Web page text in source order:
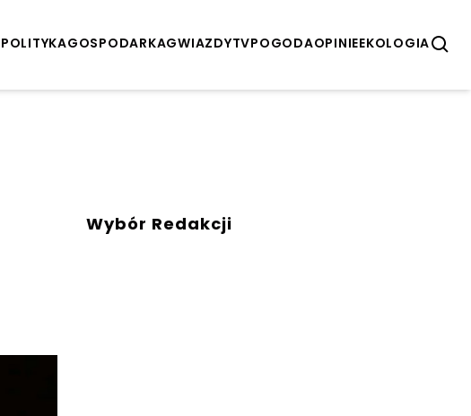
POLITYKAGOSPODARKAGWIAZDYTVPOGODAOPINIEEKOLOGIA
Wybór Redakcji